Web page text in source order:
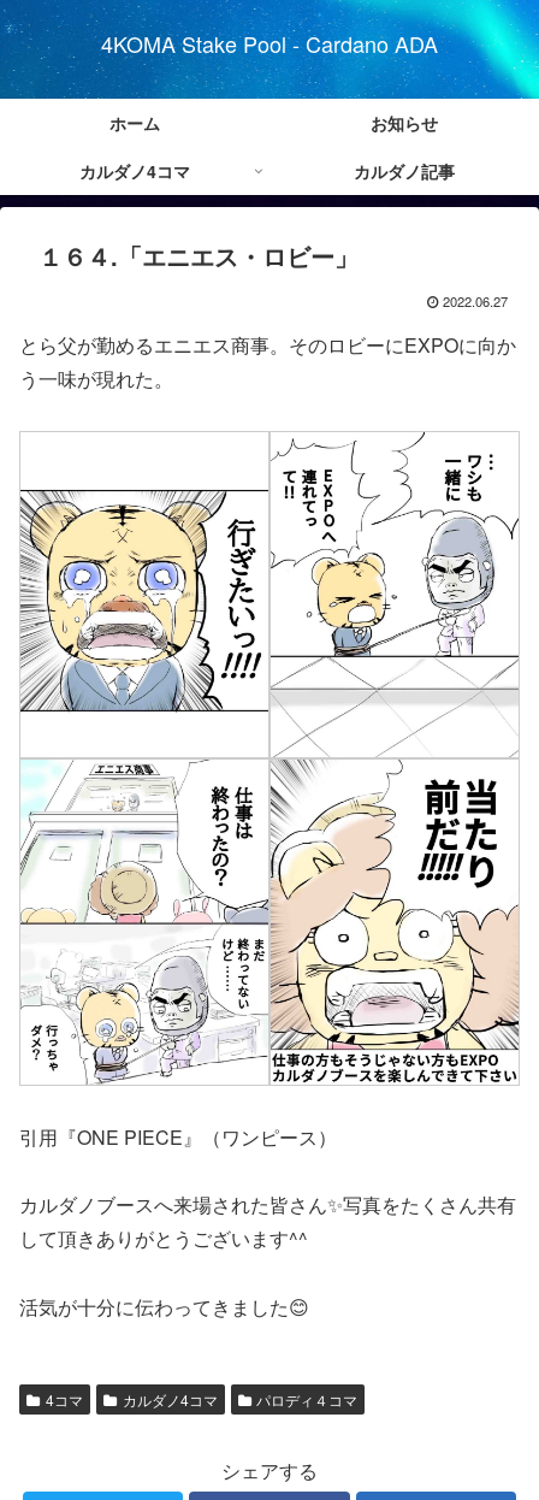
4KOMA Stake Pool - Cardano ADA
ホーム
お知らせ
カルダノ4コマ
カルダノ記事
１６４.「エニエス・ロビー」
2022.06.27
とら父が勤めるエニエス商事。そのロビーにEXPOに向か
う一味が現れた。
引用『ONE PIECE』（ワンピース）
カルダノブースへ来場された皆さん✨写真をたくさん共有
して頂きありがとうございます^^
活気が十分に伝わってきました😊
4コマ カルダノ4コマ パロディ４コマ
シェアする